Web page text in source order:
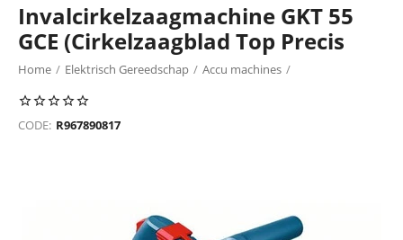
Invalcirkelzaagmachine GKT 55
GCE (Cirkelzaagblad Top Precis
Home / Elektrisch Gereedschap / Accu machines /
Overige machines
CODE: R967890817